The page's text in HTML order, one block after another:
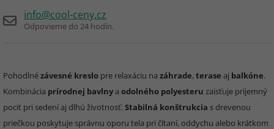
info@cool-ceny.cz
Odpovieme do 24 hodín.
Pohodlnézávesné kreslo pre relaxáciu na záhrade,terase aj balkóne.
Kombinácia prírodnej bavlnya odolného polyesteru zaisťuje príjemný
pocit pri sedení aj dlhú životnosť.Stabilná konštrukcia s drevenou
priečkou poskytuje správnu oporu tela pri čítaní, oddychu alebo krátkom